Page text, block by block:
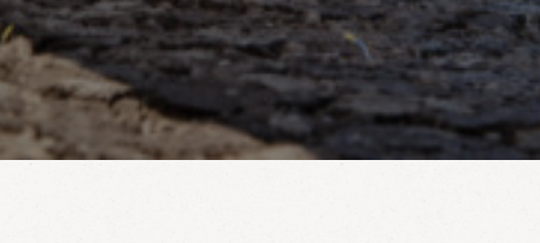
Suche